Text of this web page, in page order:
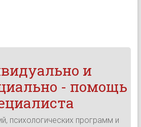
и
- помощь
психологических программ и